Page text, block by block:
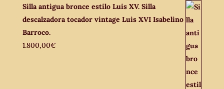
Silla antigua bronce estilo Luis XV. Silla
descalzadora tocador vintage Luis XVI Isabelino
Barroco.
1.800,00€